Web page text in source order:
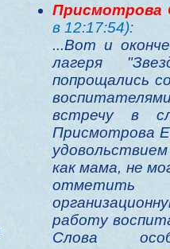
Присмотрова
в 12:17:54):
...Вот и
лагеря
попрощались
встречу в
Присмотрова
как мама, не
отметить
работу
Слова